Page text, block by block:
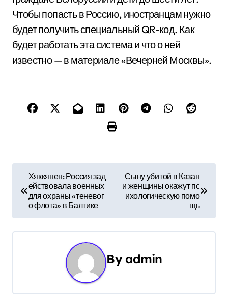
Чтобы попасть в Россию, иностранцам нужно
будет получить специальный QR-код. Как
будет работать эта система и что о ней
известно — в материале «Вечерней Москвы».
в
и
ц
Хяккянен: Россия зад
ействовала военных
для охраны «теневог
о флота» в Балтике
Сыну убитой в Казан
и женщины окажут пс
ихологическую помо
щь
Byadmin